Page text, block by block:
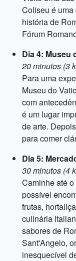
Coliseu é
história de
Fórum
Dia 4: Museu
20 minutos (3
Para uma
Museu do
com
é um lugar
de arte.
para comer
Dia 5:
30 minutos (4
Caminhe até
possível
frutas,
culinária
sabores de
Sant'Angelo,
inesquecível